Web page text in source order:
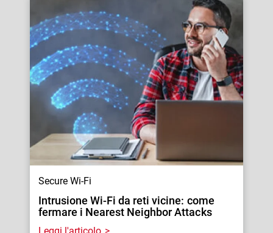
Secure Wi-Fi
Intrusione Wi-Fi da reti vicine: come
fermare i Nearest Neighbor Attacks
Leggi l'articolo